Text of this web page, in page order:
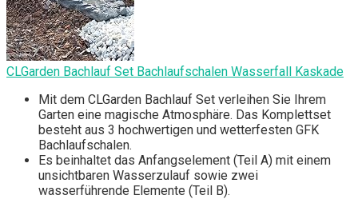
CLGarden Bachlauf Set Bachlaufschalen Wasserfall Kaskade
Mit dem CLGarden Bachlauf Set verleihen Sie Ihrem
Garten eine magische Atmosphäre. Das Komplettset
besteht aus 3 hochwertigen und wetterfesten GFK
Bachlaufschalen.
Es beinhaltet das Anfangselement (Teil A) mit einem
unsichtbaren Wasserzulauf sowie zwei
wasserführende Elemente (Teil B).